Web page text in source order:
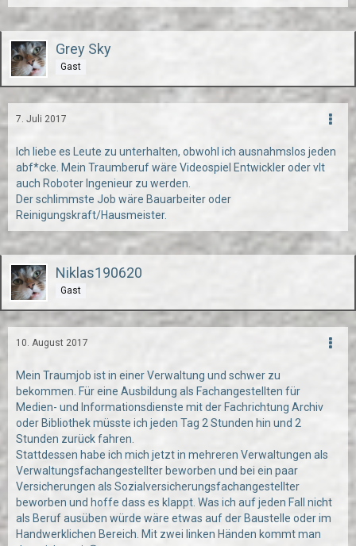
Grey Sky
Gast
7. Juli 2017
Ich liebe es Leute zu unterhalten, obwohl ich ausnahmslos jeden
abf*cke. Mein Traumberuf wäre Videospiel Entwickler oder vlt
auch Roboter Ingenieur zu werden.
Der schlimmste Job wäre Bauarbeiter oder
Reinigungskraft/Hausmeister.
Niklas190620
Gast
10. August 2017
Mein Traumjob ist in einer Verwaltung und schwer zu
bekommen. Für eine Ausbildung als Fachangestellten für
Medien- und Informationsdienste mit der Fachrichtung Archiv
oder Bibliothek müsste ich jeden Tag 2 Stunden hin und 2
Stunden zurück fahren.
Stattdessen habe ich mich jetzt in mehreren Verwaltungen als
Verwaltungsfachangestellter beworben und bei ein paar
Versicherungen als Sozialversicherungsfachangestellter
beworben und hoffe dass es klappt. Was ich auf jeden Fall nicht
als Beruf ausüben würde wäre etwas auf der Baustelle oder im
Handwerklichen Bereich. Mit zwei linken Händen kommt man